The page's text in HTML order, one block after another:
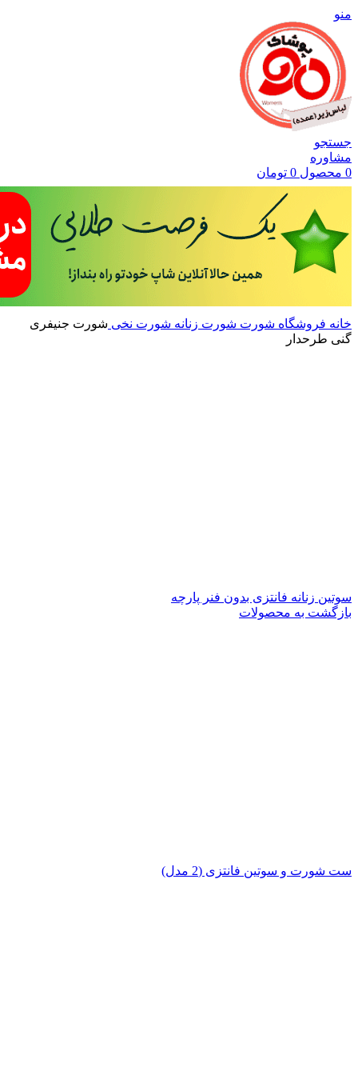
منو
جستجو
مشاوره
0 محصول 0 تومان
خانه فروشگاه شورت شورت زنانه شورت نخی شورت جنیفری
گنی طرحدار
سوتین زنانه فانتزی بدون فنر پارچه
بازگشت به محصولات
ست شورت و سوتین فانتزی (2 مدل)